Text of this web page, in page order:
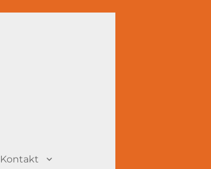
Kontakt